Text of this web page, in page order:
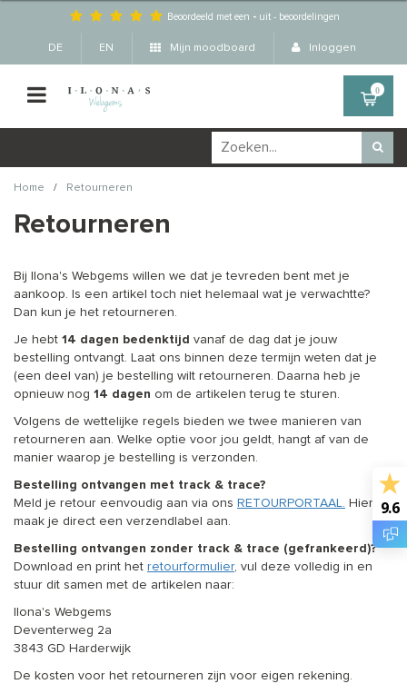
Beoordeeld met een - uit -beoordelingen
DE EN Mijn moodboard Inloggen
0
Home / Retourneren
Retourneren
Bij Ilona's Webgems willen we dat je tevreden bent met je
aankoop. Is een artikel toch niet helemaal wat je verwachtte?
Dan kun je het retourneren.
Je hebt 14 dagen bedenktijd vanaf de dag dat je jouw
bestelling ontvangt. Laat ons binnen deze termijn weten dat je
(een deel van) je bestelling wilt retourneren. Daarna heb je
opnieuw nog 14 dagen om de artikelen terug te sturen.
Volgens de wettelijke regels bieden we twee manieren van
retourneren aan. Welke optie voor jou geldt, hangt af van de
manier waarop je bestelling is verzonden.
Bestelling ontvangen met track & trace?
Meld je retour eenvoudig aan via ons RETOURPORTAAL. Hier
maak je direct een verzendlabel aan.
Bestelling ontvangen zonder track & trace (gefrankeerd)?
Download en print het retourformulier, vul deze volledig in en
stuur dit samen met de artikelen naar:
Ilona's Webgems
Deventerweg 2a
3843 GD Harderwijk
De kosten voor het retourneren zijn voor eigen rekening.
9.6